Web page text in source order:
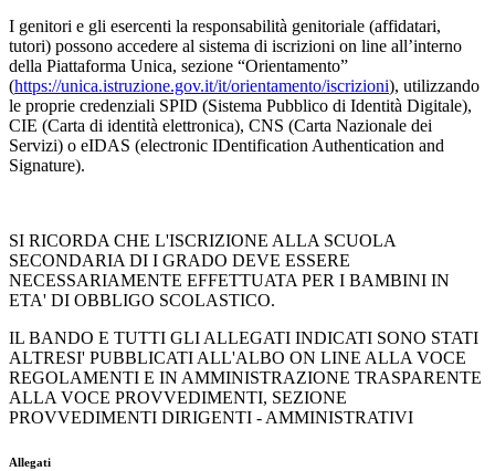
I genitori e gli esercenti la responsabilità genitoriale (affidatari,
tutori) possono accedere al sistema di iscrizioni on line all’interno
della Piattaforma Unica, sezione “Orientamento”
(https://unica.istruzione.gov.it/it/orientamento/iscrizioni), utilizzando
le proprie credenziali SPID (Sistema Pubblico di Identità Digitale),
CIE (Carta di identità elettronica), CNS (Carta Nazionale dei
Servizi) o eIDAS (electronic IDentification Authentication and
Signature).
SI RICORDA CHE L'ISCRIZIONE ALLA SCUOLA
SECONDARIA DI I GRADO DEVE ESSERE
NECESSARIAMENTE EFFETTUATA PER I BAMBINI IN
ETA' DI OBBLIGO SCOLASTICO.
IL BANDO E TUTTI GLI ALLEGATI INDICATI SONO STATI
ALTRESI' PUBBLICATI ALL'ALBO ON LINE ALLA VOCE
REGOLAMENTI E IN AMMINISTRAZIONE TRASPARENTE
ALLA VOCE PROVVEDIMENTI, SEZIONE
PROVVEDIMENTI DIRIGENTI - AMMINISTRATIVI
Allegati